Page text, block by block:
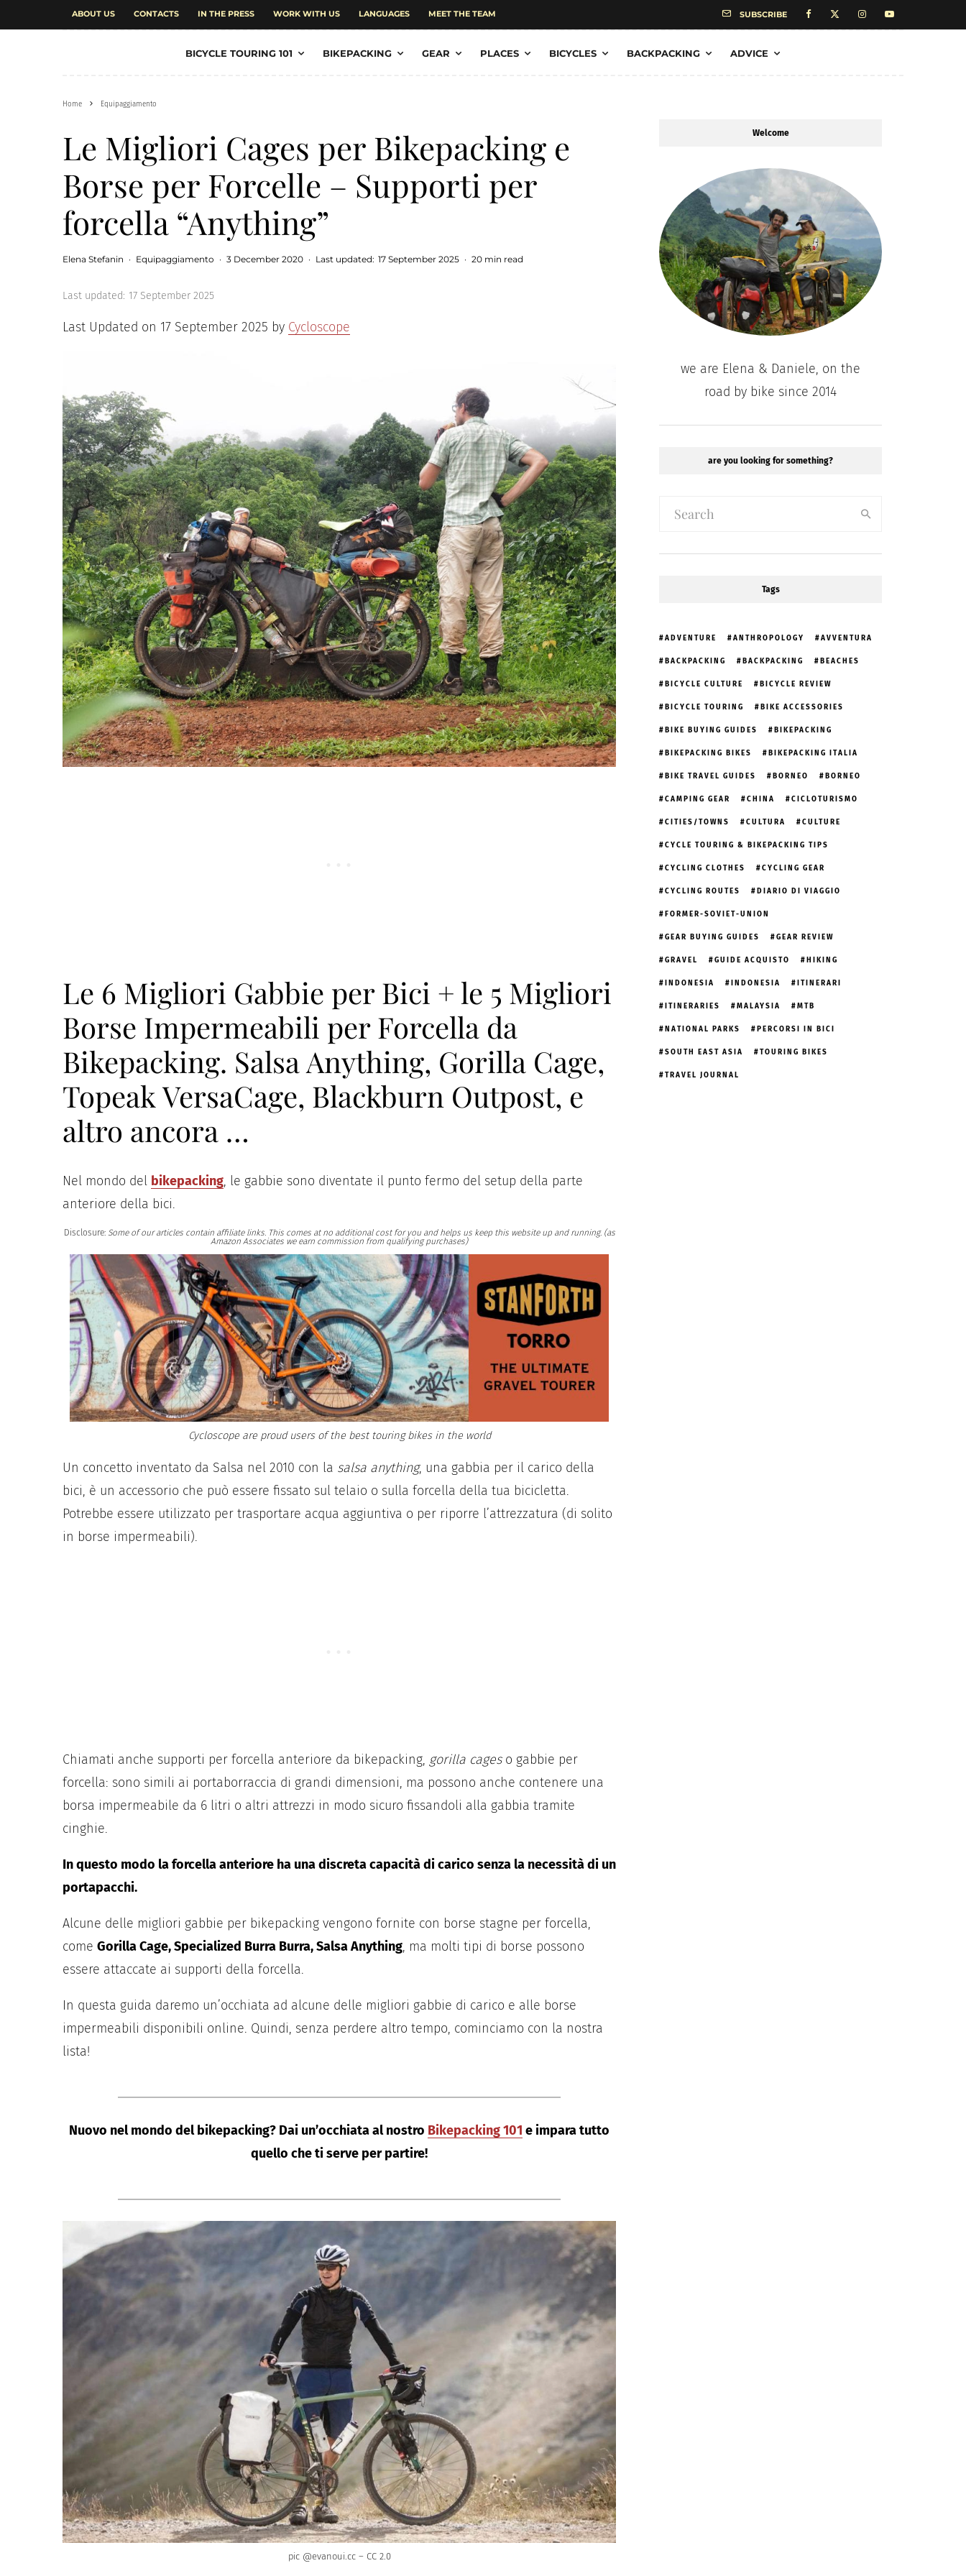
ABOUT US CONTACTS IN THE PRESS WORK WITH US LANGUAGES MEET THE TEAM SUBSCRIBE
BICYCLE TOURING 101 BIKEPACKING GEAR PLACES BICYCLES BACKPACKING ADVICE
Home Equipaggiamento
Le Migliori Cages per Bikepacking e
Borse per Forcelle – Supporti per
forcella “Anything”
Elena Stefanin · Equipaggiamento · 3 December 2020 · Last updated: 17 September 2025 · 20 min read
Last updated: 17 September 2025
Last Updated on 17 September 2025 by Cycloscope
Le 6 Migliori Gabbie per Bici + le 5 Migliori
Borse Impermeabili per Forcella da
Bikepacking. Salsa Anything, Gorilla Cage,
Topeak VersaCage, Blackburn Outpost, e
altro ancora …
Nel mondo del bikepacking, le gabbie sono diventate il punto fermo del setup della parte
anteriore della bici.
Disclosure: Some of our articles contain affiliate links. This comes at no additional cost for you and helps us keep this website up and running. (as
Amazon Associates we earn commission from qualifying purchases)
Cycloscope are proud users of the best touring bikes in the world
Un concetto inventato da Salsa nel 2010 con la salsa anything, una gabbia per il carico della
bici, è un accessorio che può essere fissato sul telaio o sulla forcella della tua bicicletta.
Potrebbe essere utilizzato per trasportare acqua aggiuntiva o per riporre l’attrezzatura (di solito
in borse impermeabili).
Chiamati anche supporti per forcella anteriore da bikepacking, gorilla cageso gabbie per
forcella: sono simili ai portaborraccia di grandi dimensioni, ma possono anche contenere una
borsa impermeabile da 6 litri o altri attrezzi in modo sicuro fissandoli alla gabbia tramite
cinghie.
In questo modo la forcella anteriore ha una discreta capacità di carico senza la necessità di un
portapacchi.
Alcune delle migliori gabbie per bikepacking vengono fornite con borse stagne per forcella,
come Gorilla Cage, Specialized Burra Burra, Salsa Anything, ma molti tipi di borse possono
essere attaccate ai supporti della forcella.
In questa guida daremo un’occhiata ad alcune delle migliori gabbie di carico e alle borse
impermeabili disponibili online. Quindi, senza perdere altro tempo, cominciamo con la nostra
lista!
Nuovo nel mondo del bikepacking? Dai un’occhiata al nostro Bikepacking 101 e impara tutto
quello che ti serve per partire!
pic @evanoui.cc – CC 2.0
Welcome
we are Elena & Daniele, on the
road by bike since 2014
are you looking for something?
Tags
ADVENTURE ANTHROPOLOGY AVVENTURA
BACKPACKING BACKPACKING BEACHES
BICYCLE CULTURE BICYCLE REVIEW
BICYCLE TOURING BIKE ACCESSORIES
BIKE BUYING GUIDES BIKEPACKING
BIKEPACKING BIKES BIKEPACKING ITALIA
BIKE TRAVEL GUIDES BORNEO BORNEO
CAMPING GEAR CHINA CICLOTURISMO
CITIES/TOWNS CULTURA CULTURE
CYCLE TOURING & BIKEPACKING TIPS
CYCLING CLOTHES CYCLING GEAR
CYCLING ROUTES DIARIO DI VIAGGIO
FORMER-SOVIET-UNION
GEAR BUYING GUIDES GEAR REVIEW
GRAVEL GUIDE ACQUISTO HIKING
INDONESIA INDONESIA ITINERARI
ITINERARIES MALAYSIA MTB
NATIONAL PARKS PERCORSI IN BICI
SOUTH EAST ASIA TOURING BIKES
TRAVEL JOURNAL